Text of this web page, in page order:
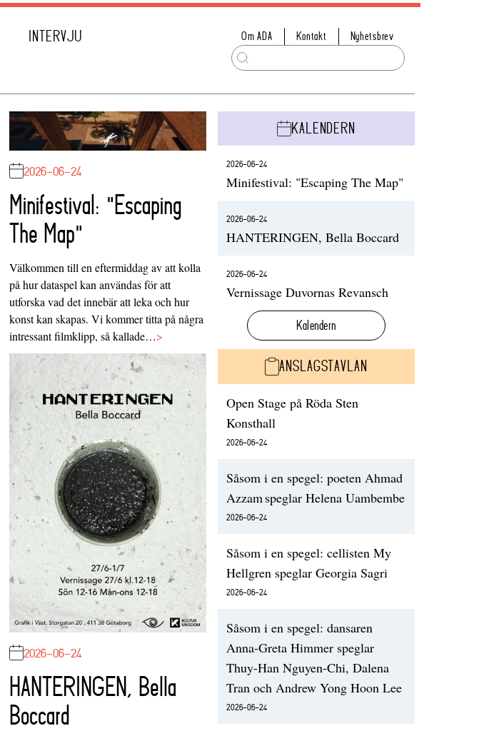
INTERVJU Om ADA Kontakt Nyhetsbrev
2026-06-24
Minifestival: "Escaping
The Map"
Välkommen till en eftermiddag av att kolla
på hur dataspel kan användas för att
utforska vad det innebär att leka och hur
konst kan skapas. Vi kommer titta på några
intressant filmklipp, så kallade…>
2026-06-24
HANTERINGEN, Bella
Boccard
KALENDERN
2026-06-24
Minifestival: "Escaping The Map"
2026-06-24
HANTERINGEN, Bella Boccard
2026-06-24
Vernissage Duvornas Revansch
Kalendern
ANSLAGSTAVLAN
Open Stage på Röda Sten
Konsthall
2026-06-24
Såsom i en spegel: poeten Ahmad
Azzam speglar Helena Uambembe
2026-06-24
Såsom i en spegel: cellisten My
Hellgren speglar Georgia Sagri
2026-06-24
Såsom i en spegel: dansaren
Anna-Greta Himmer speglar
Thuy-Han Nguyen-Chi, Dalena
Tran och Andrew Yong Hoon Lee
2026-06-24